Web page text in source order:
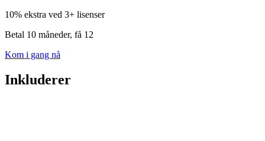
10% ekstra ved 3+ lisenser
Betal 10 måneder, få 12
Kom i gang nå
Inkluderer